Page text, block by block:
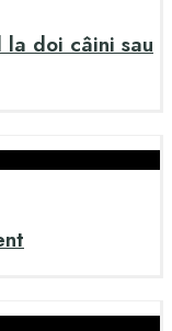
doi câini sau